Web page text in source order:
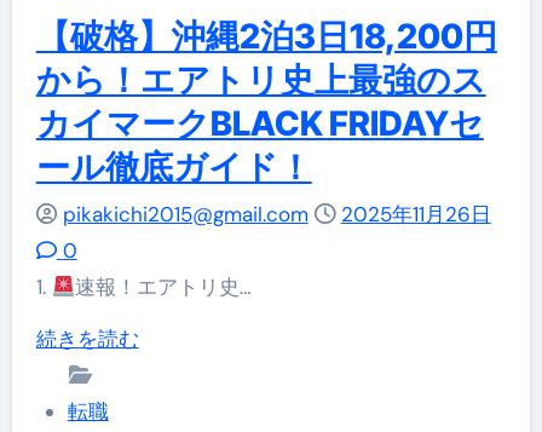
新
保
存
版】
エ
新
【破格】沖縄2泊3日18,200円
から！エアトリ史上最強のス
カイマークBLACK FRIDAYセ
ール徹底ガイド！
pikakichi2015@gmail.com
2025年11月26日
0
1.
速報！エアトリ史…
続きを読む【破
転職